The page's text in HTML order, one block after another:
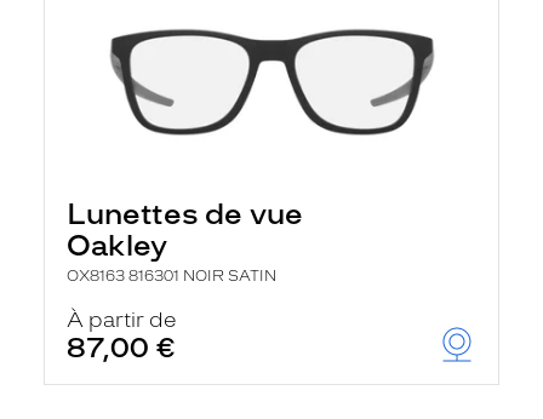
Lunettes de vue
Oakley
OX8163 816301 NOIR SATIN
À partir de
87,00 €